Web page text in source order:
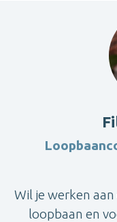
Wil je werken
loopbaan en